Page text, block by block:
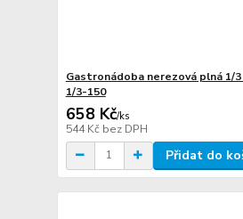
Gastronádoba nerezová plná 1/3
1/3-150
658 Kč/ks
544 Kč bez DPH
Přidat do